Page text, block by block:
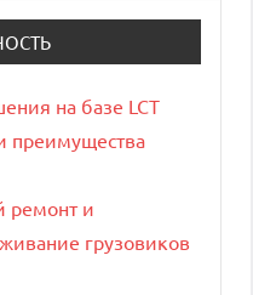
на базе LCT
преимущества
ремонт и
грузовиков